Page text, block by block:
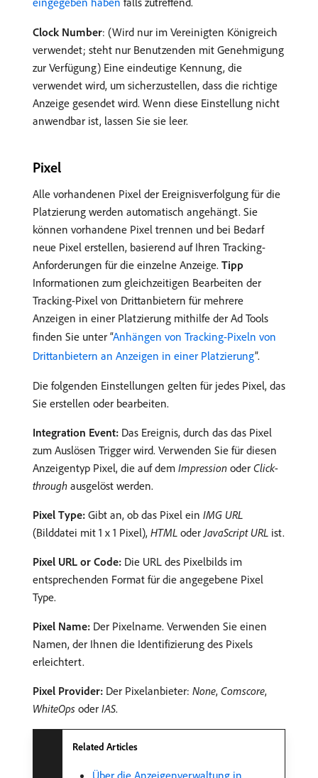
Clock Number: (Wird nur im Vereinigten Königreich
verwendet; steht nur Benutzenden mit Genehmigung
zur Verfügung) Eine eindeutige Kennung, die
verwendet wird, um sicherzustellen, dass die richtige
Anzeige gesendet wird. Wenn diese Einstellung nicht
anwendbar ist, lassen Sie sie leer.
Pixel
Alle vorhandenen Pixel der Ereignisverfolgung für die
Platzierung werden automatisch angehängt. Sie
können vorhandene Pixel trennen und bei Bedarf
neue Pixel erstellen, basierend auf Ihren Tracking-
Anforderungen für die einzelne Anzeige. Tipp
Informationen zum gleichzeitigen Bearbeiten der
Tracking-Pixel von Drittanbietern für mehrere
Anzeigen in einer Platzierung mithilfe der Ad Tools
finden Sie unter “Anhängen von Tracking-Pixeln von
Drittanbietern an Anzeigen in einer Platzierung”.
Die folgenden Einstellungen gelten für jedes Pixel, das
Sie erstellen oder bearbeiten.
Integration Event: Das Ereignis, durch das das Pixel
zum Auslösen Trigger wird. Verwenden Sie für diesen
Anzeigentyp Pixel, die auf dem Impression oder Click-
through ausgelöst werden.
Pixel Type: Gibt an, ob das Pixel ein IMG URL
(Bilddatei mit 1 x 1 Pixel), HTML oderJavaScript URL ist.
Pixel URL or Code: Die URL des Pixelbilds im
entsprechenden Format für die angegebene Pixel
Type.
Pixel Name: Der Pixelname. Verwenden Sie einen
Namen, der Ihnen die Identifizierung des Pixels
erleichtert.
Pixel Provider: Der Pixelanbieter: None, Comscore,
WhiteOps oder IAS.
Related Articles
Über die Anzeigenverwaltung in